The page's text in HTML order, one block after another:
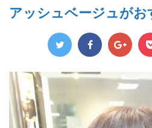
アッシュベージュがお